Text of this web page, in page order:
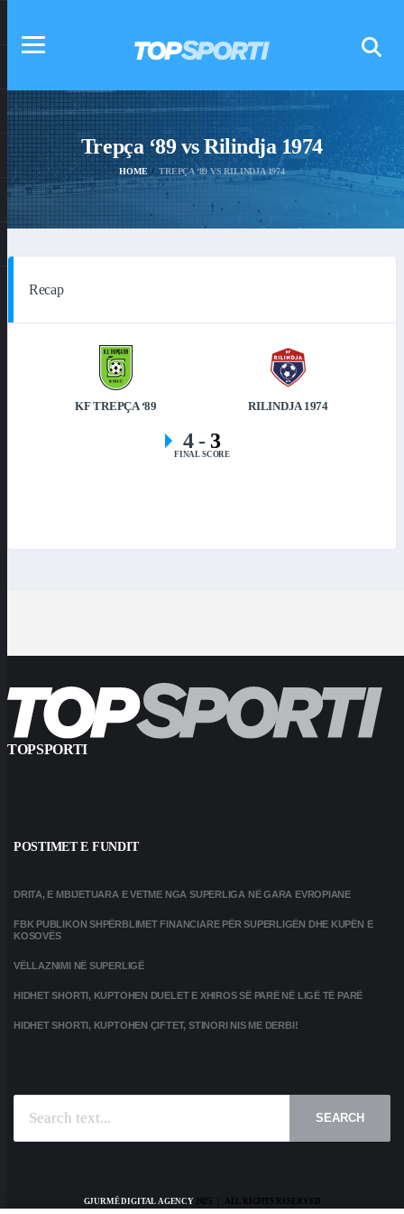
Trepça ‘89 vs Rilindja 1974
HOME TREPÇA ‘89 VS RILINDJA 1974
Recap
KF TREPÇA ‘89 RILINDJA 1974
4- 3
FINAL SCORE
TOPSPORTI
POSTIMET E FUNDIT
DRITA, E MBIJETUARA E VETME NGA SUPERLIGA NË GARA EVROPIANE
FBK PUBLIKON SHPËRBLIMET FINANCIARE PËR SUPERLIGËN DHE KUPËN E
KOSOVËS
VËLLAZNIMI NË SUPERLIGË
HIDHET SHORTI, KUPTOHEN DUELET E XHIROS SË PARË NË LIGË TË PARË
HIDHET SHORTI, KUPTOHEN ÇIFTET, STINORI NIS ME DERBI!
SEARCH
GJURMË DIGITAL AGENCY2025 | ALL RIGHTS RESERVED